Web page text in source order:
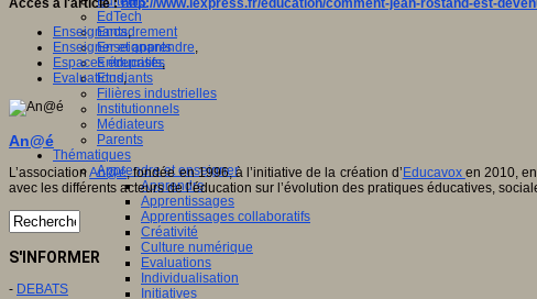
EdTech
Encadrement
Enseignants
Entreprises
Etudiants
Filières industrielles
Institutionnels
Médiateurs
Parents
Thématiques
Apprendre et enseigner
Apprendre
Apprentissages
Apprentissages collaboratifs
Créativité
Culture numérique
Evaluations
Individualisation
Initiatives
Accès à l'article :http://www.lexpress.fr/education/comment-jean-rostand-est-
Enseignants,
Enseigner et apprendre,
Espaces éducatifs,
Evaluations,
An@é
L’associationAn@é, fondée en 1996, à l’initiative de la création d’ Educavox en 2010,
avec les différents acteurs de l’éducation sur l’évolution des pratiques éducatives,
S'INFORMER
- DEBATS